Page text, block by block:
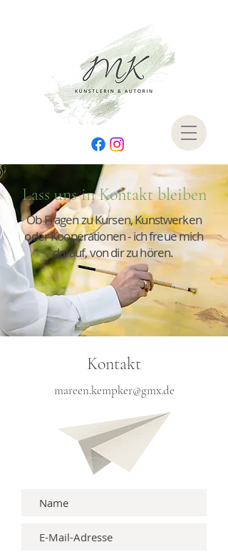
Lass uns in Kontakt bleiben
Ob Fragen zu Kursen, Kunstwerken
oder Kooperationen - ich freue mich
darauf, von dir zu hören.
Kontakt
mareen.kempker@gmx.de